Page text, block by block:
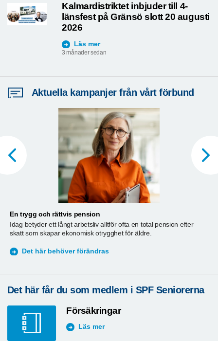
Kalmardistriktet inbjuder till 4-
länsfest på Gränsö slott 20 augusti
2026
Läs mer
3 månader sedan
Aktuella kampanjer från vårt förbund
En trygg och rättvis pension
Idag betyder ett långt arbetsliv alltför ofta en total pension efter
skatt som skapar ekonomisk otrygghet för äldre.
Det här behöver förändras
Det här får du som medlem i SPF Seniorerna
Försäkringar
Läs mer